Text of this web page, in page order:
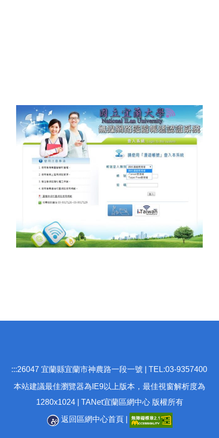
:::26047 宜蘭縣宜蘭市神農路一段一號 | TEL:03-9357400
本站建議最佳瀏覽器為IE9以上版本，最佳視窗解析度為
1280x1024 | TANet宜蘭區網中心 版權所有
返回區網中心首頁|